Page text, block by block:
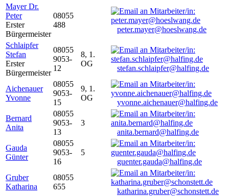
Mayer Dr.
Peter
Erster
Bürgermeister
08055
488
peter.mayer@hoeslwang.de
Schlaipfer
Stefan
Erster
Bürgermeister
08055
9053-
12
8, 1.
OG
stefan.schlaipfer@halfing.de
Aichenauer
Yvonne
08055
9053-
15
9, 1.
OG
yvonne.aichenauer@halfing.de
Bernard
Anita
08055
9053-
13
3
anita.bernard@halfing.de
Gauda
Günter
08055
9053-
16
5
guenter.gauda@halfing.de
Gruber
Katharina
08055
655
katharina.gruber@schonstett.de